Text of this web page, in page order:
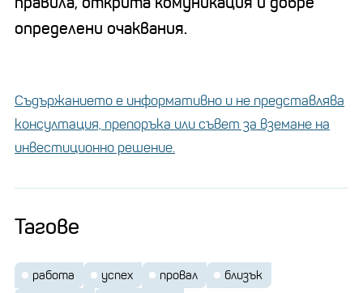
определени очаквания.
Съдържанието е информативно и не представлява
консултация, препоръка или съвет за вземане на
инвестиционно решение.
Тагове
работа успех провал
близък